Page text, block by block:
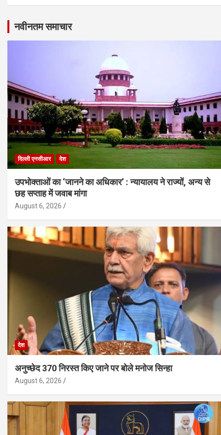
नवीनतम समाचार
दिल्ली एनसीआर देश
उपभोक्ताओं का ‘जानने का अधिकार’ : न्यायालय ने राज्यों, अन्य से
छह सप्ताह में जवाब मांगा
August 6, 2026
देश
अनुच्छेद 370 निरस्त किए जाने पर बोले मनोज सिन्हा
August 6, 2026